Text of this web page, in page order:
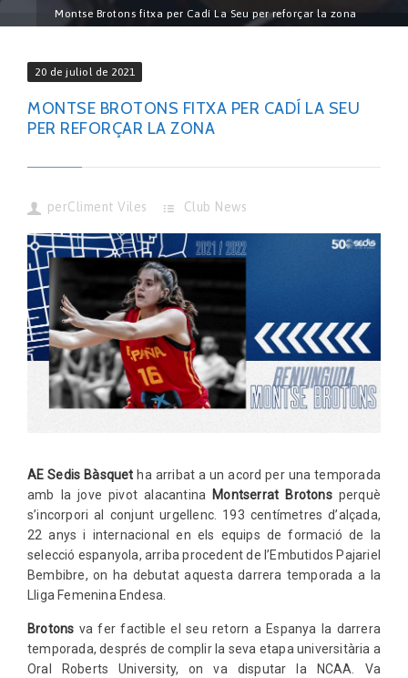
Montse Brotons fitxa per Cadí La Seu per reforçar la zona
20 de juliol de 2021
MONTSE BROTONS FITXA PER CADÍ LA SEU
PER REFORÇAR LA ZONA
perCliment Viles Club News
AE Sedis Bàsquet ha arribat a un acord per una temporada
amb la jove pivot alacantina
Montserrat Brotonsperquè
s’incorpori al conjunt urgellenc. 193 centímetres d’alçada,
22 anys i internacional en els equips de formació de la
selecció espanyola, arriba procedent de l’Embutidos Pajariel
Bembibre, on ha debutat aquesta darrera temporada a la
Lliga Femenina Endesa.
Brotons va fer factible el seu retorn a Espanya la darrera
temporada, després de complir la seva etapa universitària a
Oral Roberts University, on va disputar la NCAA. Va